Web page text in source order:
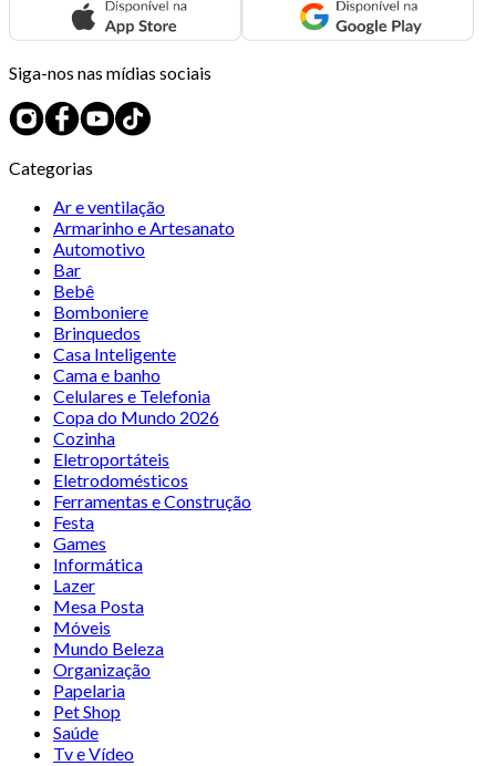
Siga-nos nas mídias sociais
Categorias
Ar e ventilação
Armarinho e Artesanato
Automotivo
Bar
Bebê
Bomboniere
Brinquedos
Casa Inteligente
Cama e banho
Celulares e Telefonia
Copa do Mundo 2026
Cozinha
Eletroportáteis
Eletrodomésticos
Ferramentas e Construção
Festa
Games
Informática
Lazer
Mesa Posta
Móveis
Mundo Beleza
Organização
Papelaria
Pet Shop
Saúde
Tv e Vídeo